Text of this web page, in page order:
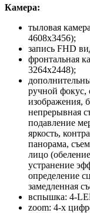
Камера:
тыловая
4608х3456);
запись FHD
фронтальная
3264х2448);
ручной фокус,
изображения,
непрерывная
подавление
яркость,
панорама,
лицо
устранение
определение
замедленная
вспышка: 4-
zoom: 4-х